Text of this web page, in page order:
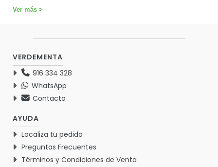
Ver más >
VERDEMENTA
916 334 328
WhatsApp
Contacto
AYUDA
Localiza tu pedido
Preguntas Frecuentes
Términos y Condiciones de Venta